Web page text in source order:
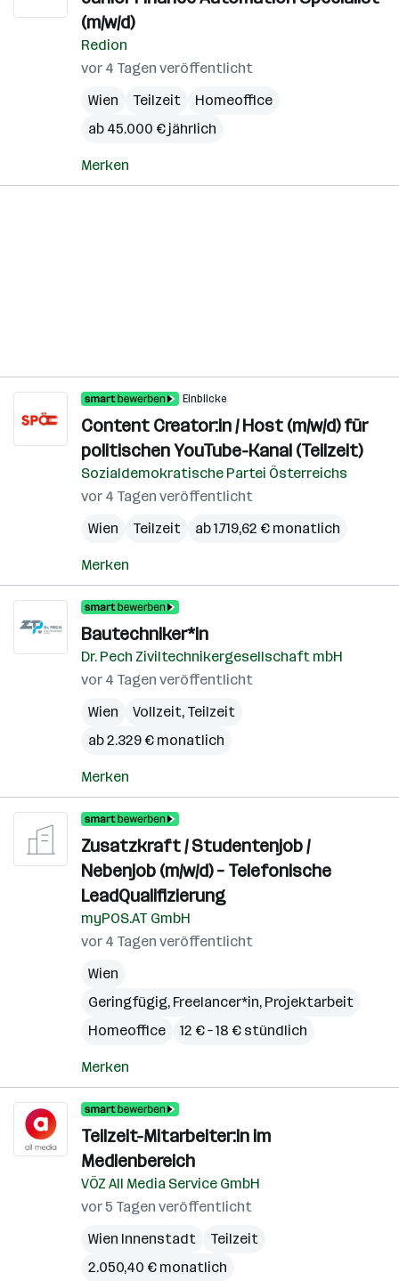
(m/w/d)
Redion
vor 4 Tagen veröffentlicht
Wien
Teilzeit
Homeoffice
ab 45.000 € jährlich
Merken
Einblicke
Content Creator:in / Host (m/w/d) für
politischen YouTube-Kanal (Teilzeit)
Sozialdemokratische Partei Österreichs
vor 4 Tagen veröffentlicht
Wien
Teilzeit ab 1.719,62 € monatlich
Merken
Bautechniker*in
Dr. Pech Ziviltechnikergesellschaft mbH
vor 4 Tagen veröffentlicht
Wien
Vollzeit, Teilzeit
ab 2.329 € monatlich
Merken
Zusatzkraft / Studentenjob /
Nebenjob (m/w/d) – Telefonische
LeadQualifizierung
myPOS.AT GmbH
vor 4 Tagen veröffentlicht
Wien
Geringfügig, Freelancer*in, Projektarbeit
Homeoffice
12 € – 18 € stündlich
Merken
Teilzeit-Mitarbeiter:in im
Medienbereich
VÖZ All Media Service GmbH
vor 5 Tagen veröffentlicht
Wien Innenstadt
Teilzeit
2.050,40 € monatlich